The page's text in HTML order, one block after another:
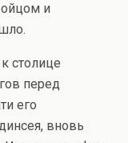
и
столице
перед
его
вновь